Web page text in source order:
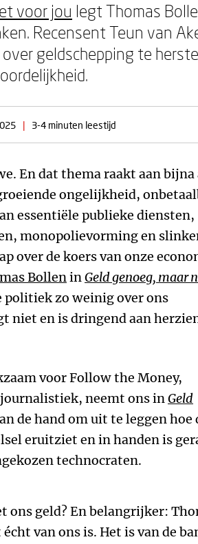
voor jou legt Thomas
Recensent Teun van
geldschepping te
| 3-4 minuten leestijd
En dat thema raakt aan bijna
ongelijkheid,
essentiële publieke diensten,
monopolievorming en
over de koers van onze
BolleninGeld genoeg, maar
politiek zo weinig over ons
niet en is dringend aan
voor Follow the Money,
neemt ons inGeld
de hand om uit te leggen hoe
eruitziet en in handen is
technocraten.
ons geld? En belangrijker:
van ons is. Het is van de